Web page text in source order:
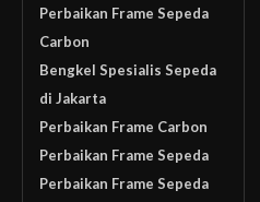
Perbaikan Frame Sepeda
Carbon
Bengkel Spesialis Sepeda
di Jakarta
Perbaikan Frame Carbon
Perbaikan Frame Sepeda
Perbaikan Frame Sepeda